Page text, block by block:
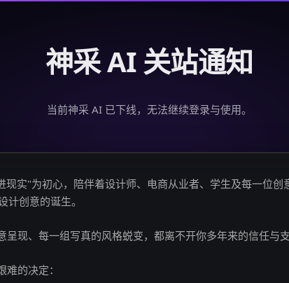
神采 AI 关站通知
当前神采 AI 已下线，无法继续登录与使用。
实"为初心，陪伴着设计师、电商从业者、学生及每一位
创意的诞生。
现、每一组写真的风格蜕变，都离不开你多年来的信任与
的决定：